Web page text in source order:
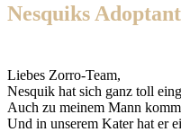
Nesquiks
Liebes Zorro-Team,
Nesquik hat sich ganz toll
Auch zu meinem Mann
Und in unserem Kater hat er